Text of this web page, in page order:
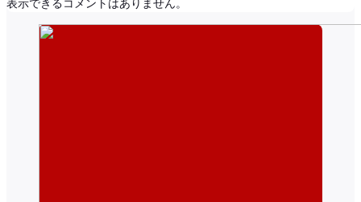
表示できるコメントはありません。